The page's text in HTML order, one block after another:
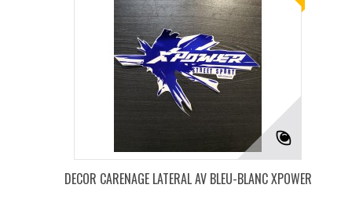
DECOR CARENAGE LATERAL AV BLEU-BLANC XPOWER